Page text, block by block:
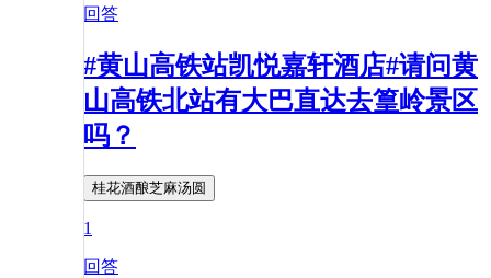
回答
#黄山高铁站凯悦嘉轩酒店#请问黄
山高铁北站有大巴直达去篁岭景区
吗？
桂花酒酿芝麻汤圆
1
回答